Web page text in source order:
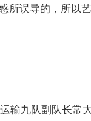
所误导的，所以
九队副队长常